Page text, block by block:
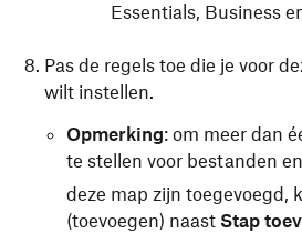
Essentials, Business
Pas de regels toe die je voor
wilt instellen.
Opmerking: om meer dan
te stellen voor bestanden
deze map zijn toegevoegd,
(toevoegen) naast Stap